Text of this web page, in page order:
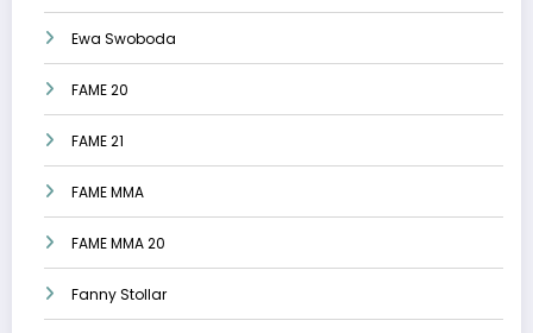
Ewa Swoboda
FAME 20
FAME 21
FAME MMA
FAME MMA 20
Fanny Stollar